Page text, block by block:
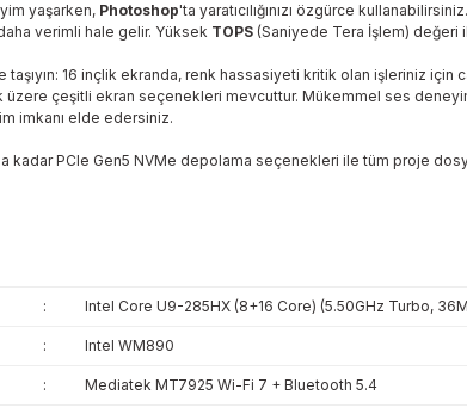
yaşarken, Photoshop'ta yaratıcılığınızı özgürce
verimli hale gelir. Yüksek TOPS (Saniyede Tera İşlem) değeri
16 inçlik ekranda, renk hassasiyeti kritik olan işleriniz
üzere çeşitli ekran seçenekleri mevcuttur. Mükemmel ses
imkanı elde edersiniz.
kadar PCIe Gen5 NVMe depolama seçenekleri ile tüm proje
: Intel Core U9-285HX (8+16 Core) (5.50GHz Turbo,
: Intel WM890
: Mediatek MT7925 Wi-Fi 7 + Bluetooth 5.4